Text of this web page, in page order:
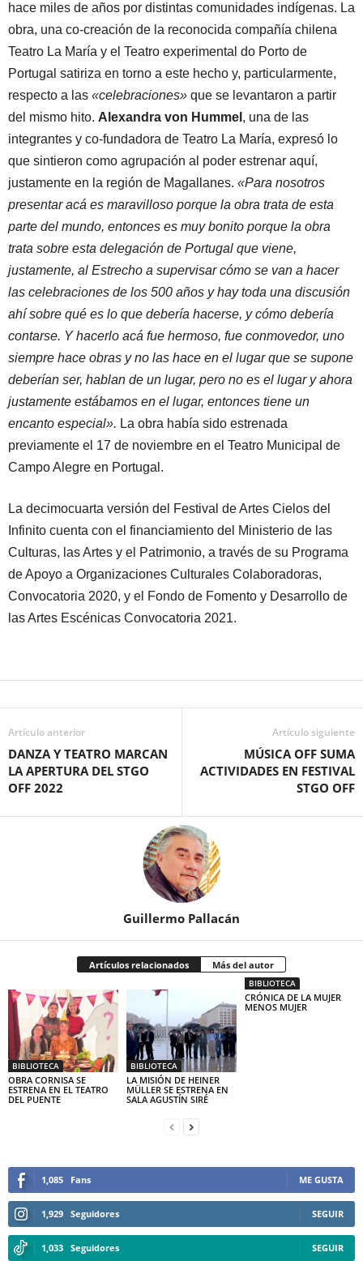
hace miles de años por distintas comunidades indígenas. La
obra, una co-creación de la reconocida compañía chilena
Teatro La María y el Teatro experimental do Porto de
Portugal satiriza en torno a este hecho y, particularmente,
respecto a las «celebraciones» que se levantaron a partir
del mismo hito. Alexandra von Hummel , una de las
integrantes y co-fundadora de Teatro La María, expresó lo
que sintieron como agrupación al poder estrenar aquí,
justamente en la región de Magallanes. «Para nosotros
presentar acá es maravilloso porque la obra trata de esta
parte del mundo, entonces es muy bonito porque la obra
trata sobre esta delegación de Portugal que viene,
justamente, al Estrecho a supervisar cómo se van a hacer
las celebraciones de los 500 años y hay toda una discusión
ahí sobre qué es lo que debería hacerse, y cómo debería
contarse. Y hacerlo acá fue hermoso, fue conmovedor, uno
siempre hace obras y no las hace en el lugar que se supone
deberían ser, hablan de un lugar, pero no es el lugar y ahora
justamente estábamos en el lugar, entonces tiene un
encanto especial». La obra había sido estrenada
previamente el 17 de noviembre en el Teatro Municipal de
Campo Alegre en Portugal.
La decimocuarta versión del Festival de Artes Cielos del
Infinito cuenta con el financiamiento del Ministerio de las
Culturas, las Artes y el Patrimonio, a través de su Programa
de Apoyo a Organizaciones Culturales Colaboradoras,
Convocatoria 2020, y el Fondo de Fomento y Desarrollo de
las Artes Escénicas Convocatoria 2021.
Artículo anterior
DANZA Y TEATRO MARCAN
LA APERTURA DEL STGO
OFF 2022
Artículo siguiente
MÚSICA OFF SUMA
ACTIVIDADES EN FESTIVAL
STGO OFF
Guillermo Pallacán
Artículos relacionados Más del autor
BIBLIOTECA
OBRA CORNISA SE
ESTRENA EN EL TEATRO
DEL PUENTE
BIBLIOTECA
LA MISIÓN DE HEINER
MÜLLER SE ESTRENA EN
SALA AGUSTÍN SIRÉ
BIBLIOTECA
CRÓNICA DE LA MUJER
MENOS MUJER
1,085 Fans ME GUSTA
1,929 Seguidores SEGUIR
1,033 Seguidores SEGUIR